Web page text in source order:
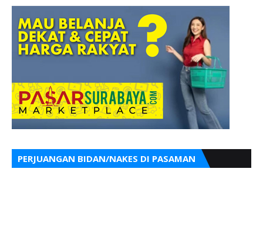
PERJUANGAN BIDAN/NAKES DI PASAMAN